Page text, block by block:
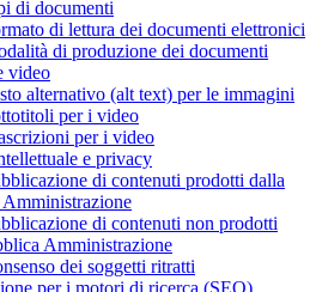
di documenti
di lettura dei documenti elettronici
di produzione dei documenti
video
alternativo (alt text) per le immagini
per i video
per i video
e privacy
di contenuti prodotti dalla
di contenuti non prodotti
Amministrazione
dei soggetti ritratti
per i motori di ricerca (SEO)